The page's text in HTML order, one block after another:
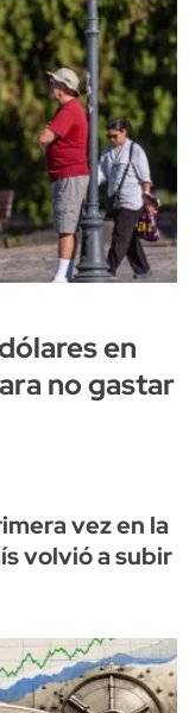
en
no gastar
vez en la
volvió a subir